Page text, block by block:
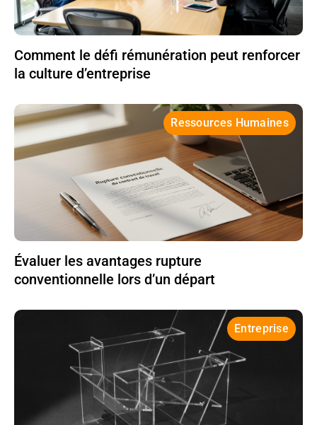
Comment le défi rémunération peut renforcer
la culture d’entreprise
Ressources Humaines
Évaluer les avantages rupture
conventionnelle lors d’un départ
Entreprise